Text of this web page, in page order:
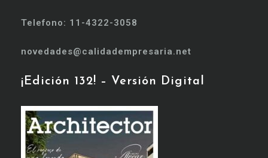
Telefono: 11-4322-3058
novedades@calidadempresaria.net
¡Edición 132! – Versión Digital